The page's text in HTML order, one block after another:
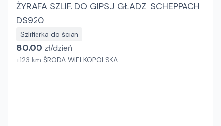
ŻYRAFA SZLIF. DO GIPSU GŁADZI SCHEPPACH
DS920
Szlifierka do ścian
80.00 zł/dzień
+123 km ŚRODA WIELKOPOLSKA